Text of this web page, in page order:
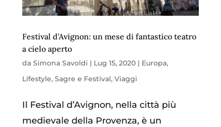
Festival d’Avignon: un mese di fantastico teatro
a cielo aperto
da Simona Savoldi | Lug 15, 2020| Europa,
Lifestyle, Sagre e Festival, Viaggi
Il Festival d’Avignon, nella città più
medievale della Provenza, è un